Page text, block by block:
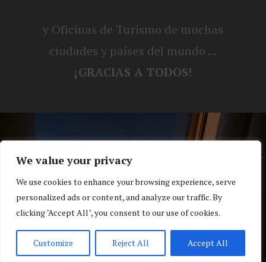
We value your privacy
We use cookies to enhance your browsing experience, serve
personalized ads or content, and analyze our traffic. By
clicking "Accept All", you consent to our use of cookies.
Customize Reject All Accept All
y Oficinas de Turismo de muchas
ciudades y países del mundo ...
¡GRACIAS A TODOS!
® Blog personal de Alex, Nerea, Turbo y
Koko |Política de privacidad y cookies
Top